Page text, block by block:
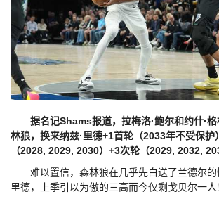
据名记Shams报道，拉梅洛·鲍尔和约什·
林狼，换来纳兹·里德+1首轮（2033年不受保护
（2028, 2029, 2030）+3次轮（2029, 2032,
难以置信，森林狼在几乎先白送了兰德尔的
里德，上季引以为傲的三高而今仅剩戈贝尔一人